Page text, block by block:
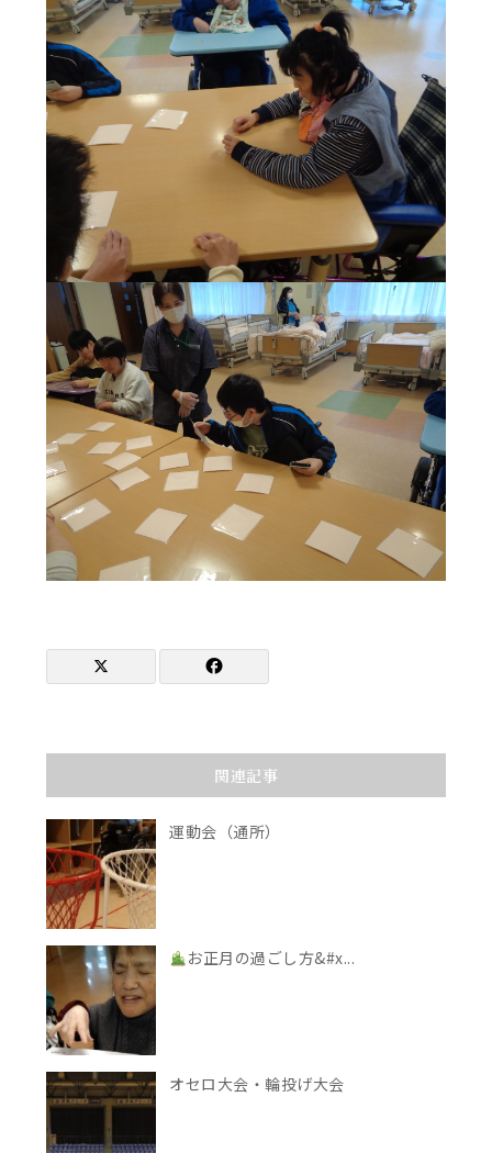
関連記事
運動会（通所）
お正月の過ごし方&#x...
オセロ大会・輪投げ大会